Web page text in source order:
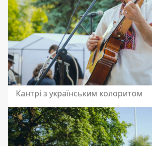
Кантрі з українським колоритом